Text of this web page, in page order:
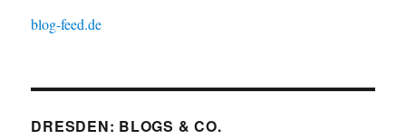
blog-feed.de
DRESDEN: BLOGS & CO.